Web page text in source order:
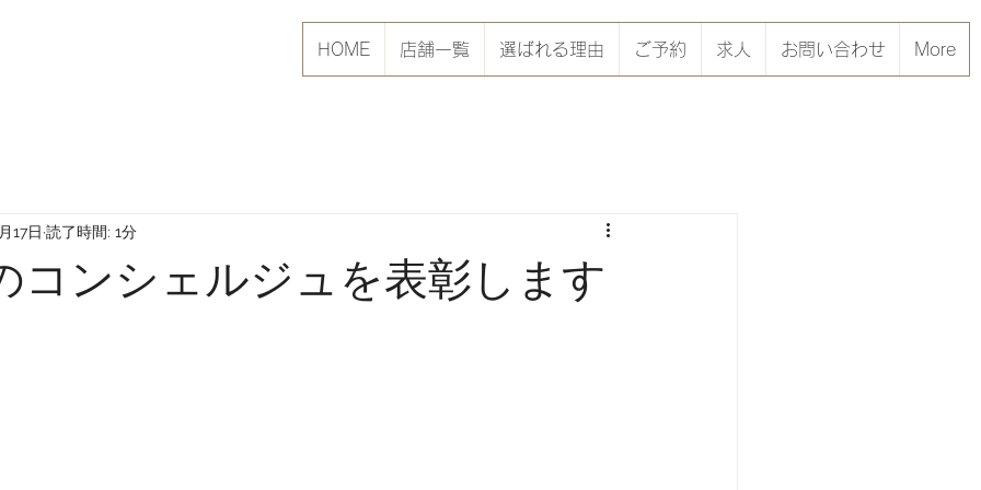
HOME 店舗一覧 選ばれる理由 ご予約 求人 お問い合わせ More
コンシェルジュを表彰します
17日 読了時間: 1分